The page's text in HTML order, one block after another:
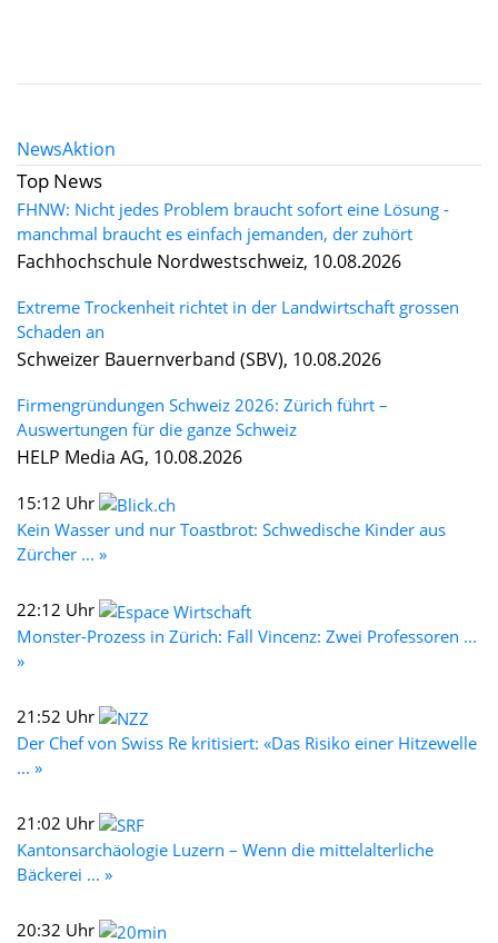
NewsAktion
Top News
FHNW: Nicht jedes Problem braucht sofort eine Lösung -
manchmal braucht es einfach jemanden, der zuhört
Fachhochschule Nordwestschweiz, 10.08.2026
Extreme Trockenheit richtet in der Landwirtschaft grossen
Schaden an
Schweizer Bauernverband (SBV), 10.08.2026
Firmengründungen Schweiz 2026: Zürich führt –
Auswertungen für die ganze Schweiz
HELP Media AG, 10.08.2026
15:12 Uhr
Kein Wasser und nur Toastbrot: Schwedische Kinder aus
Zürcher ... »
22:12 Uhr
Monster-Prozess in Zürich: Fall Vincenz: Zwei Professoren ...
»
21:52 Uhr
Der Chef von Swiss Re kritisiert: «Das Risiko einer Hitzewelle
... »
21:02 Uhr
Kantonsarchäologie Luzern – Wenn die mittelalterliche
Bäckerei ... »
20:32 Uhr